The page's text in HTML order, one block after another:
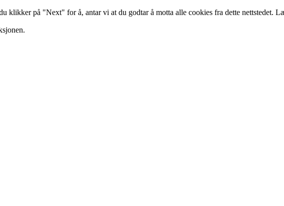
klikker på "Next" for å, antar vi at du godtar å motta alle cookies fra dette nettstedet.